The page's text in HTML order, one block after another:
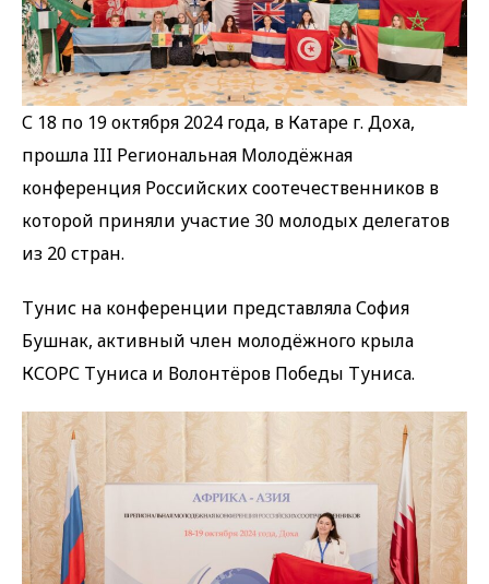
С 18 по 19 октября 2024 года, в Катаре г. Доха,
прошла III Региональная Молодёжная
конференция Российских соотечественников в
которой приняли участие 30 молодых делегатов
из 20 стран.
Тунис на конференции представляла София
Бушнак, активный член молодёжного крыла
КСОРС Туниса и Волонтёров Победы Туниса.